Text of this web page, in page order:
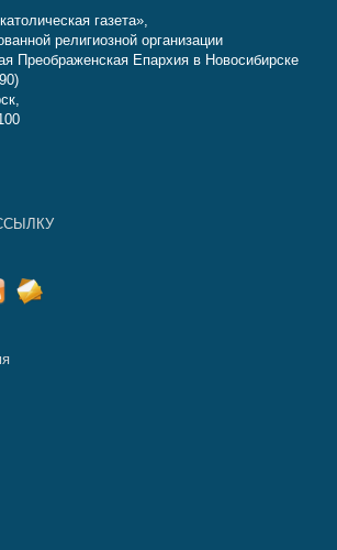
газета»,
религиозной организации
Преображенская Епархия в Новосибирске